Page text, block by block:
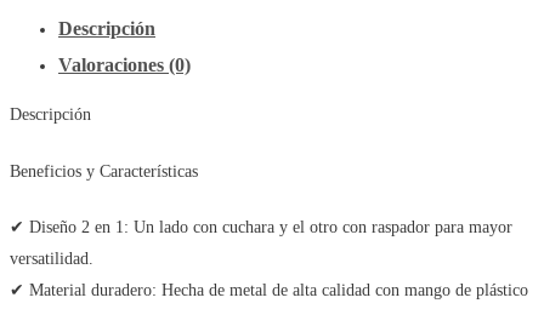
Estuche
Verde
Descripción
Valoraciones (0)
Descripción
Beneficios y Características
✔ Diseño 2 en 1: Un lado con cuchara y el otro con raspador para mayor
versatilidad.
✔ Material duradero: Hecha de metal de alta calidad con mango de plástico